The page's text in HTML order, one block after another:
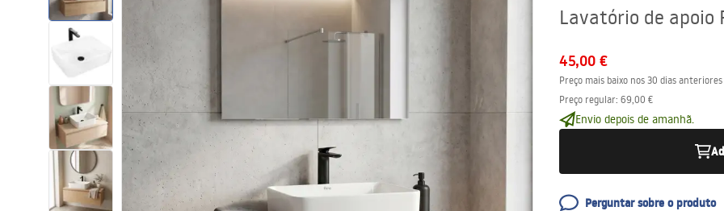
Portas de duche
Bases de duche de casa de banho
Sumidouros de duche
Sanitas, lavatórios
Lava-louças e lavatórios de casa
Lavatório de apoio
45,00 €
Preço mais baixo nos 30 dias
Preço regular: 69,00 €
Envio depois de amanhã.
Perguntar sobre o produto